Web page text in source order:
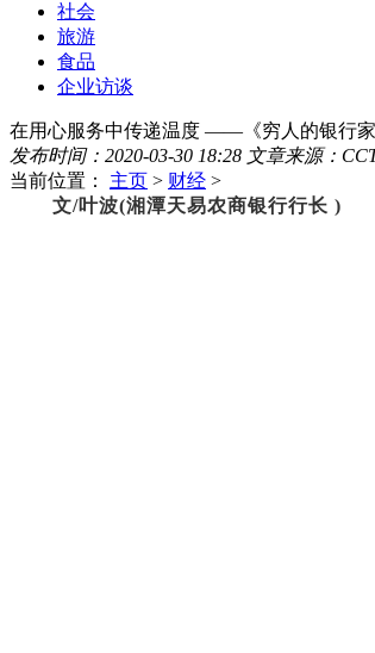
社会
旅游
食品
企业访谈
在用心服务中传递温度 ——《穷人的银行
发布时间：2020-03-30 18:28 文章来源：
当前位置： 主页 > 财经 >
文/叶波(湘潭天易农商银行行长 )